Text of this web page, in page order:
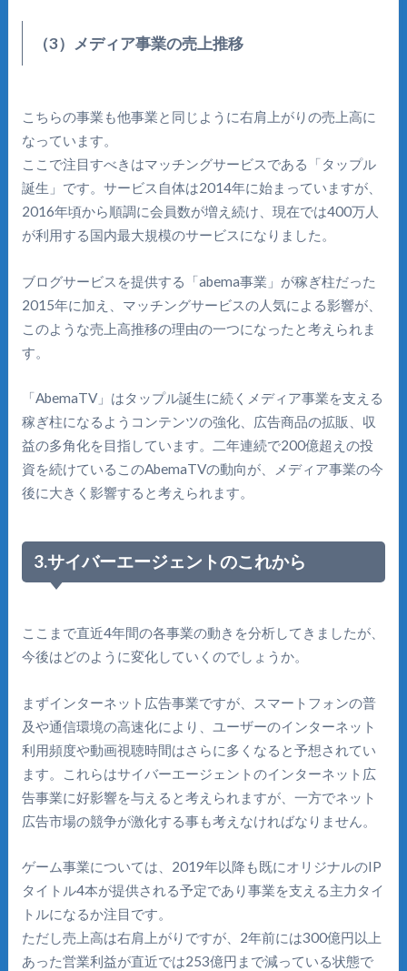
（3）メディア事業の売上推移
こちらの事業も他事業と同じように右肩上がりの売上高に
なっています。
ここで注目すべきはマッチングサービスである「タップル
誕生」です。サービス自体は2014年に始まっていますが、
2016年頃から順調に会員数が増え続け、現在では400万人
が利用する国内最大規模のサービスになりました。
ブログサービスを提供する「abema事業」が稼ぎ柱だった
2015年に加え、マッチングサービスの人気による影響が、
このような売上高推移の理由の一つになったと考えられま
す。
「AbemaTV」はタップル誕生に続くメディア事業を支える
稼ぎ柱になるようコンテンツの強化、広告商品の拡販、収
益の多角化を目指しています。二年連続で200億超えの投
資を続けているこのAbemaTVの動向が、メディア事業の今
後に大きく影響すると考えられます。
3.サイバーエージェントのこれから
ここまで直近4年間の各事業の動きを分析してきましたが、
今後はどのように変化していくのでしょうか。
まずインターネット広告事業ですが、スマートフォンの普
及や通信環境の高速化により、ユーザーのインターネット
利用頻度や動画視聴時間はさらに多くなると予想されてい
ます。これらはサイバーエージェントのインターネット広
告事業に好影響を与えると考えられますが、一方でネット
広告市場の競争が激化する事も考えなければなりません。
ゲーム事業については、2019年以降も既にオリジナルのIP
タイトル4本が提供される予定であり事業を支える主力タイ
トルになるか注目です。
ただし売上高は右肩上がりですが、2年前には300億円以上
あった営業利益が直近では253億円まで減っている状態で